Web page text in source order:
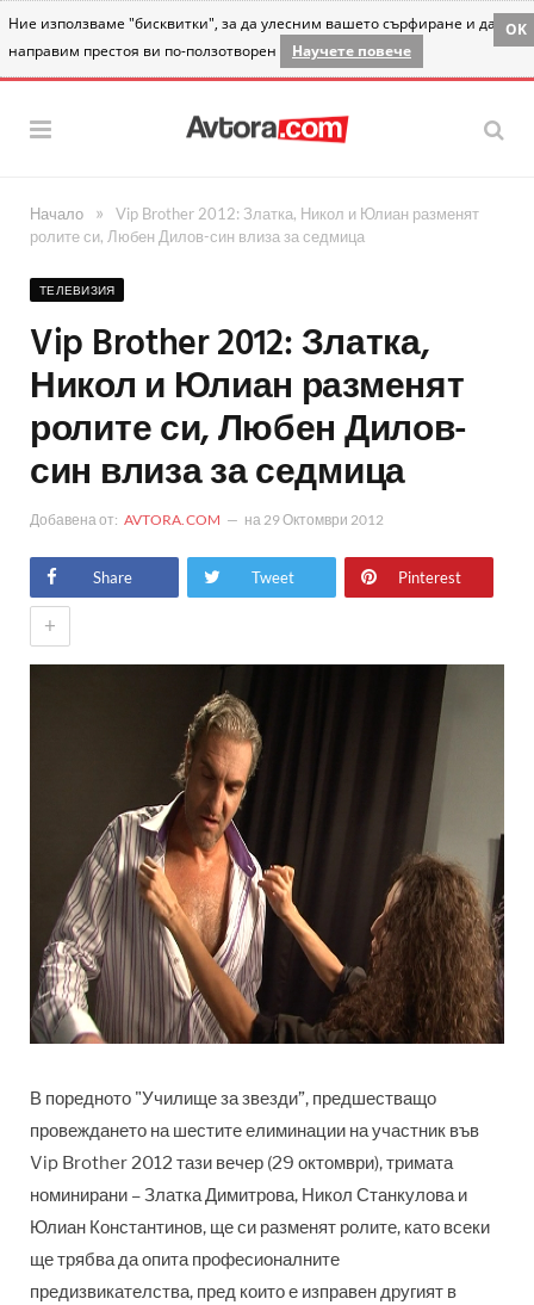
Ние използваме "бисквитки", за да улесним вашето сърфиране и да
направим престоя ви по-ползотворен
Научете повече
OK
Начало »
Vip Brother 2012: Златка, Никол и Юлиан разменят
ролите си, Любен Дилов-син влиза за седмица
ТЕЛЕВИЗИЯ
Vip Brother 2012: Златка,
Никол и Юлиан разменят
ролите си, Любен Дилов-
син влиза за седмица
Добавена от: AVTORA.COM на 29 Октомври 2012
Share Tweet Pinterest
+
В поредното "Училище за звезди”, предшестващо
провеждането на шестите елиминации на участник във
Vip Brother 2012 тази вечер (29 октомври), тримата
номинирани – Златка Димитрова, Никол Станкулова и
Юлиан Константинов, ще си разменят ролите, като всеки
ще трябва да опита професионалните
предизвикателства, пред които е изправен другият в